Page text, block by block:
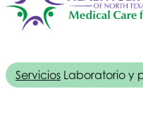
Servicios Laboratorio y